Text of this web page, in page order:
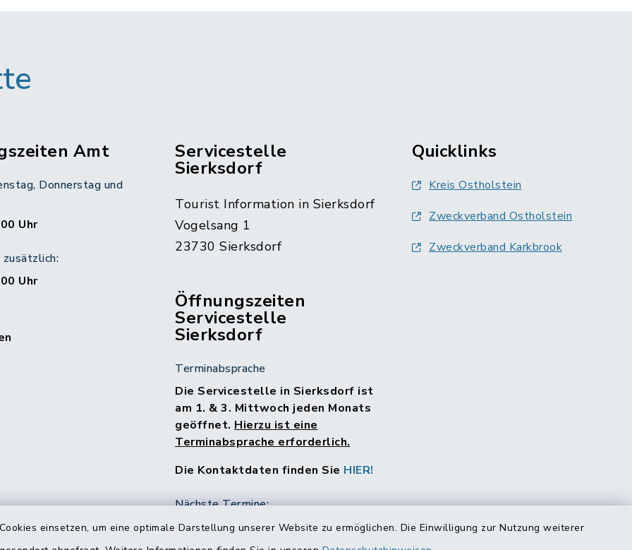
einsetzen, um eine optimale Darstellung unserer Website zu ermöglichen. Die Einwilligung zur Nutzung weiterer
Amt
Donnerstag und
Uhr
Uhr
Servicestelle
Sierksdorf
Tourist Information in Sierksdorf
Vogelsang 1
23730 Sierksdorf
Öffnungszeiten
Servicestelle
Sierksdorf
Terminabsprache
Die Servicestelle in Sierksdorf ist
am 1. & 3. Mittwoch jeden Monats
geöffnet. Hierzu ist eine
Terminabsprache erforderlich.
Die Kontaktdaten finden Sie HIER!
Nächste Termine:
15.07.2026
05.08.2026
Quicklinks
Kreis Ostholstein
Zweckverband Ostholstein
Zweckverband Karkbrook